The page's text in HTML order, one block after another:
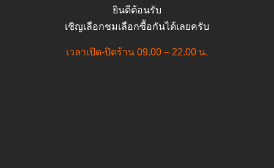
ยินดีต้อนรับ
เชิญเลือกชมเลือกซื้อกันได้เลยครับ
เวลาเปิด-ปิดร้าน 09.00 – 22.00 น.